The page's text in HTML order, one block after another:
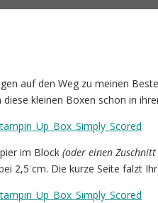
auf den Weg zu meinen
kleinen Boxen schon in
im Block (oder einen
2,5 cm. Die kurze Seite falzt